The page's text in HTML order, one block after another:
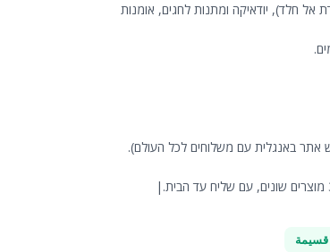
(בעיקר תכשיטי יודאיקה \ ישראל - כסף 925, זהב 14 קראט, פלדת אל חלד), יודאיקה ומתנות לחגים, אומנות
אתר באנגלית עם משלוחים לכל העולם).
قسيمة